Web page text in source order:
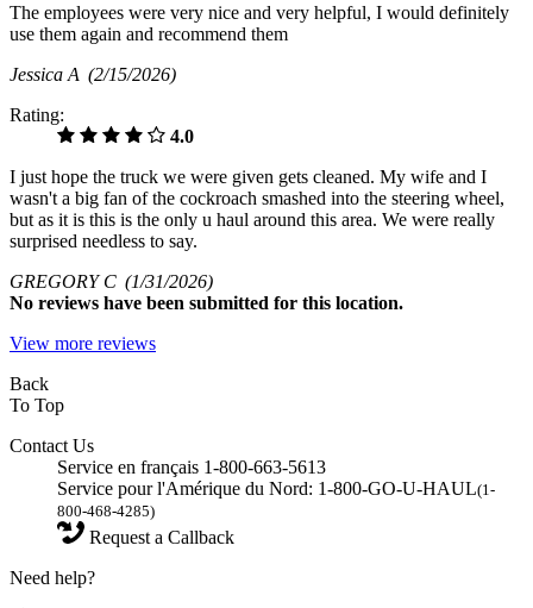
The employees were very nice and very helpful, I would definitely
use them again and recommend them
Jessica A (2/15/2026)
Rating:
4.0
I just hope the truck we were given gets cleaned. My wife and I
wasn't a big fan of the cockroach smashed into the steering wheel,
but as it is this is the only u haul around this area. We were really
surprised needless to say.
GREGORY C (1/31/2026)
No reviews have been submitted for this location.
View more reviews
Back
To Top
Contact Us
Service en français 1-800-663-5613
Service pour l'Amérique du Nord: 1-800-GO-U-HAUL(1-
800-468-4285)
Request a Callback
Need help?